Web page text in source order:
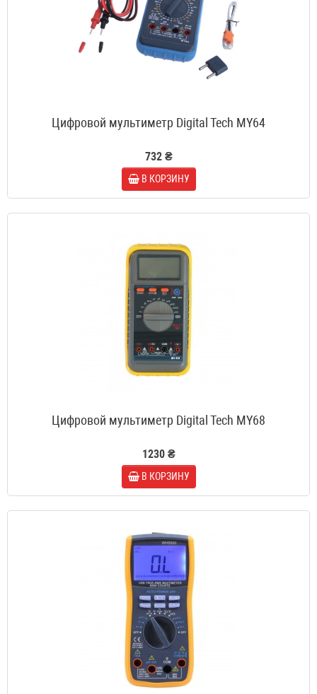
Цифровой мультиметр Digital Tech MY64
732 ₴
В КОРЗИНУ
Цифровой мультиметр Digital Tech MY68
1230 ₴
В КОРЗИНУ